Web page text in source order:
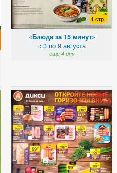
1 стр.
«Блюда за 15 минут»
с 3 по 9 августа
еще 4 дня